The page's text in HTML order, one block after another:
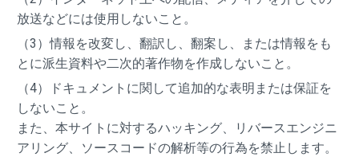
放送などには使用しないこと。
（3）情報を改変し、翻訳し、翻案し、または情報をも
とに派生資料や二次的著作物を作成しないこと。
（4）ドキュメントに関して追加的な表明または保証を
しないこと。
また、本サイトに対するハッキング、リバースエンジニ
アリング、ソースコードの解析等の行為を禁止します。